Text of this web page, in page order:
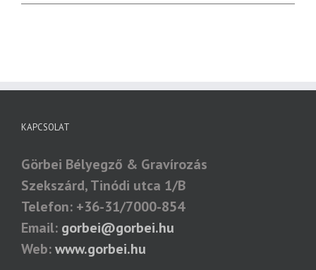
KAPCSOLAT
Görbei Bélyegző & Gravírozás
Szekszárd, Tinódi utca 1/B
Telefon: +36-31/7000-854
Email: gorbei@gorbei.hu
Web:www.gorbei.hu